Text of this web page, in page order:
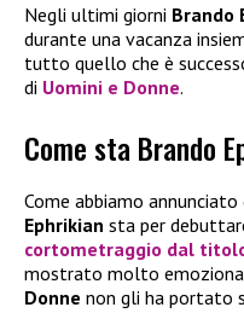
Negli ultimi giorni Brando
durante una vacanza
tutto quello che è
di Uomini e Donne.
Come sta Brando
Come abbiamo
Ephrikian sta per
cortometraggio dal
mostrato molto
Donne non gli ha portato